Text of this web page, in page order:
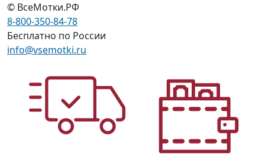
© ВсеМотки.РФ
8-800-350-84-78
Бесплатно по России
info@vsemotki.ru